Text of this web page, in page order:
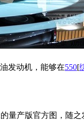
发动机，能够在550[
量产版官方图，随之